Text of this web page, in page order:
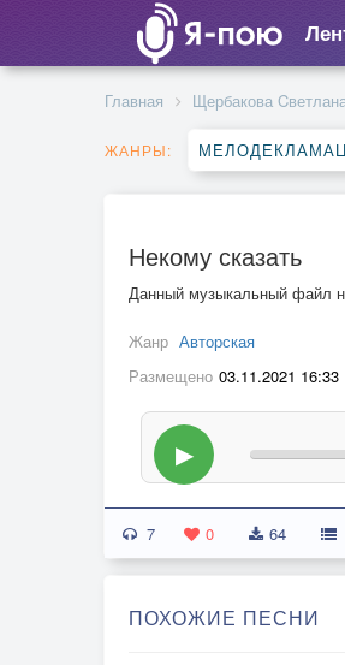
Главная Щербакова
ЖАНРЫ:
Некому сказать
Данный музыкальный файл
Жанр Авторская
Размещено 03.11.2021 16:33
▶
7 0 64
ПОХОЖИЕ ПЕСНИ